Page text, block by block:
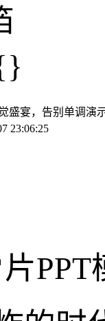
盛宴，告别单调演
23:06:25